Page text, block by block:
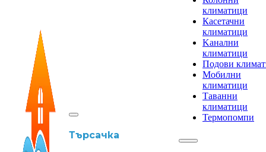
Търсачка
климатици
Касетачни
климатици
Kанални
климатици
Подови
Мобилни
климатици
Таванни
климатици
Термопомпи